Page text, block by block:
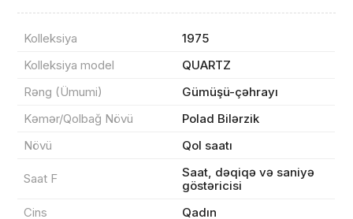
Kolleksiya
1975
Kolleksiya model
QUARTZ
Rəng (Ümumi)
Gümüşü-çəhrayı
Kəmər/Qolbağ Növü
Polad Bilərzik
Növü
Qol saatı
Saat F
Saat, dəqiqə və saniyə
göstəricisi
Cins
Qadın
Sifarişin detalları